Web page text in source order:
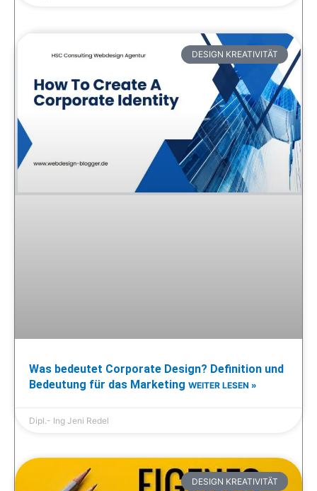
DESIGN KREATIVITÄT
Was bedeutet Corporate Design? Definition und
Bedeutung für das Marketing WEITER LESEN »
Dipl.- Ing Jeni Redel
DESIGN KREATIVITÄT